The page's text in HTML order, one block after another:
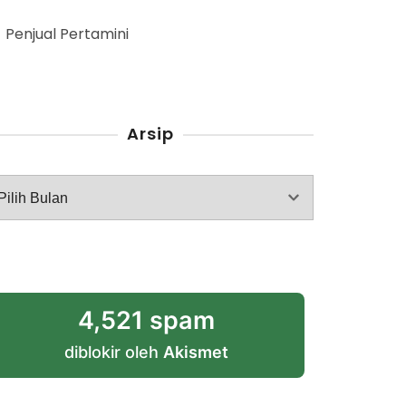
Penjual Pertamini
Arsip
4,521 spam
diblokir oleh Akismet